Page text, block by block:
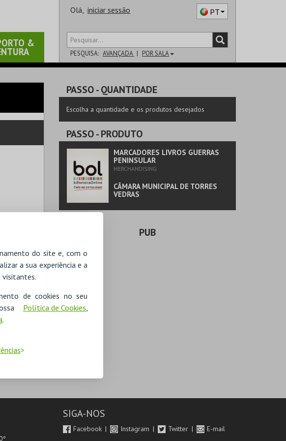
do site e, com o
a sua experiência e a
visitantes.
de cookies no seu
Política de Cookies
.
&
Olá, iniciar sessão PT
PESQUISA: AVANÇADA POR SALA
PASSO- QUANTIDADE
Escolha a quantidade e os produtos desejados
PASSO- PRODUTO
MARCADORES LIVROS GUERRAS
PENINSULAR
MERCHANDISING
CÂMARA MUNICIPAL DE TORRES
VEDRAS
PUB
SIGA-NOS
Facebook Instagram Twitter E-mail